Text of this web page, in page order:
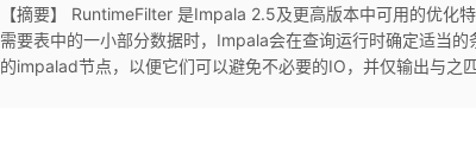
【摘要】 RuntimeFilter 是Impala 2.5及更高版本中可用的优化
需要表中的一小部分数据时，Impala会在查询运行时确定适当
的impalad节点，以便它们可以避免不必要的IO，并仅输出与之